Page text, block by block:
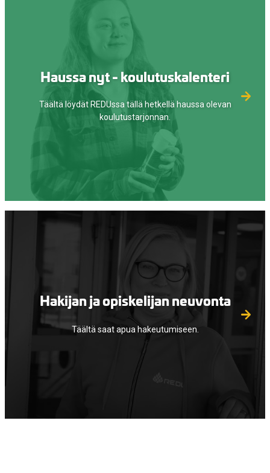
Haussa nyt - koulutuskalenteri
Täältä löydät REDUssa tällä hetkellä haussa olevan
koulutustarjonnan.
Hakijan ja opiskelijan neuvonta
Täältä saat apua hakeutumiseen.